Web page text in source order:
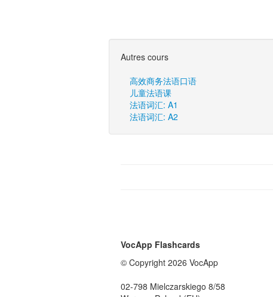
Autres cours
高效商务法语口语
儿童法语课
法语词汇: A1
法语词汇: A2
VocApp Flashcards
© Copyright 2026 VocApp
02-798 Mielczarskiego 8/58